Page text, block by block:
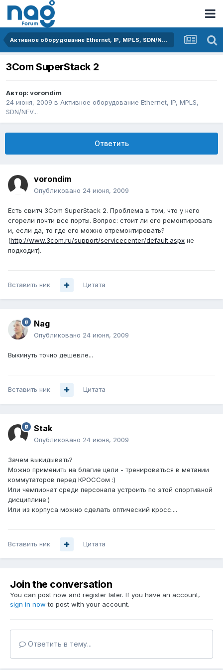
Активное оборудование Ethernet, IP, MPLS, SDN/NFV...
3Com SuperStack 2
Автор: vorondim
24 июня, 2009 в Активное оборудование Ethernet, IP, MPLS,
SDN/NFV...
Ответить
vorondim
Опубликовано 24 июня, 2009
Есть свитч 3Com SuperStack 2. Проблема в том, что у него
сгорели почти все порты. Вопрос: стоит ли его ремонтировать
и, если да, то где его можно отремонтировать?
(http://www.3com.ru/support/servicecenter/default.aspx не
подходит).
Вставить ник Цитата
Nag
Опубликовано 24 июня, 2009
Выкинуть точно дешевле...
Вставить ник Цитата
Stak
Опубликовано 24 июня, 2009
Зачем выкидывать?
Можно применить на благие цели - тренироваться в метании
коммутаторов перед КРОССом :)
Или чемпионат среди персонала устроить по этой спортивной
дисциплине:)
Или из корпуса можно сделать оптический кросс....
Вставить ник Цитата
Join the conversation
You can post now and register later. If you have an account,
sign in now to post with your account.
Ответить в тему...